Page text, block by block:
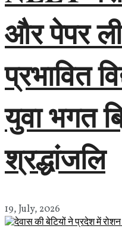
और पेपर
प्रभावित
युवा भगत
श्रद्धांजलि
19, July, 2026